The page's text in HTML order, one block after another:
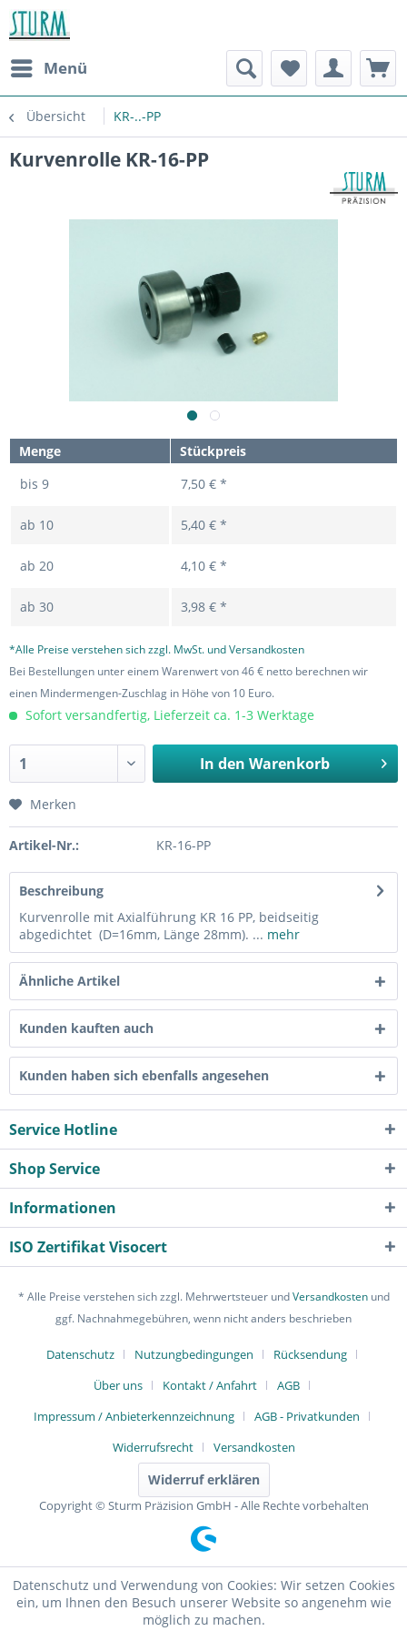
Menü
Übersicht KR-..-PP
Kurvenrolle KR-16-PP
Menge
Stückpreis
bis 9 7,50 € *
ab 10 5,40 € *
ab 20 4,10 € *
ab 30 3,98 € *
*Alle Preise verstehen sich zzgl. MwSt. und Versandkosten
Bei Bestellungen unter einem Warenwert von 46 € netto berechnen wir
einen Mindermengen-Zuschlag in Höhe von 10 Euro.
Sofort versandfertig, Lieferzeit ca. 1-3 Werktage
In den Warenkorb
Merken
Artikel-Nr.: KR-16-PP
Beschreibung
Kurvenrolle mit Axialführung KR 16 PP, beidseitig
abgedichtet (D=16mm, Länge 28mm). ... mehr
Ähnliche Artikel
Kunden kauften auch
Kunden haben sich ebenfalls angesehen
Service Hotline
Shop Service
Informationen
ISO Zertifikat Visocert
* Alle Preise verstehen sich zzgl. Mehrwertsteuer undVersandkostenund
ggf. Nachnahmegebühren, wenn nicht anders beschrieben
Datenschutz Nutzungbedingungen
Rücksendung
Über uns
Kontakt / Anfahrt
AGB
Impressum / Anbieterkennzeichnung
AGB - Privatkunden
Widerrufsrecht
Versandkosten
Widerruf erklären
Copyright © Sturm Präzision GmbH - Alle Rechte vorbehalten
Datenschutz und Verwendung von Cookies: Wir setzen Cookies
ein, um Ihnen den Besuch unserer Website so angenehm wie
möglich zu machen.